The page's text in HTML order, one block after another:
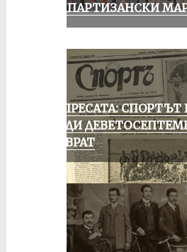
ОТ „ПАРТИЗАНСКИ
ОТ ПРЕСАТА: СПОРТЪТ
ПРЕДИ
ПРЕВРАТ